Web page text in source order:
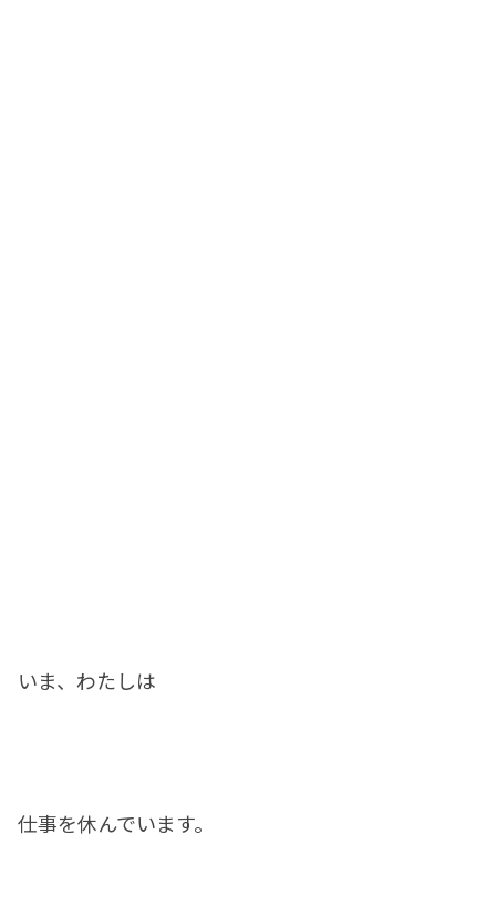
いま、わたしは
仕事を休んでいます。